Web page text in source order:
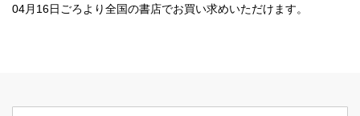
04月16日ごろより全国の書店でお買い求めいただけます。